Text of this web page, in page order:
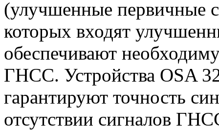
(улучшенные первичные
которых входят
обеспечивают
ГНСС. Устройства OSA
гарантируют точность
отсутствии сигналов